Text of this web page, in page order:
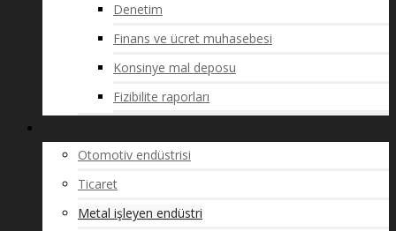
Denetim
Finans ve ücret muhasebesi
Konsinye mal deposu
Fizibilite raporları
Otomotiv endüstrisi
Ticaret
Metal işleyen endüstri